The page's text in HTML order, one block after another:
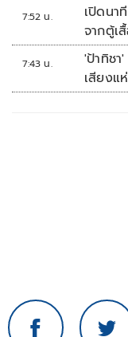
7:52 น.
เปิดนา
จากตู้เ
7:43 น.
'ป้าทิชา
เสียงแ